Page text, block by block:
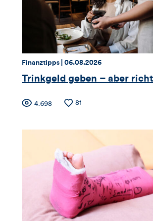
Thema:
Finanztipps | Datum:
06.08.2026
Trinkgeld geben – aber
Zähler
für
Views,
Likes
und
Kommentare
Anzahl4.698
Anzahl
81